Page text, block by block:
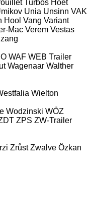
Turbos Hoet
Unia Unsinn VAK
Hool Vang Variant
Mac Verem Vestas
WAF WEB Trailer
Wagenaar Walther
Wielton
Wodzinski WÖZ
ZPS ZW-Trailer
Zrůst Zwalve Özkan